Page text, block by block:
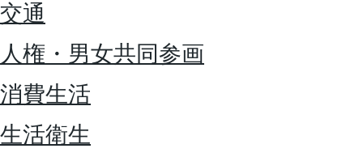
交通
人権・男女共同参画
消費生活
生活衛生